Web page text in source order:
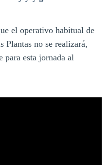
el operativo habitual de
Plantas no se realizará,
para esta jornada al